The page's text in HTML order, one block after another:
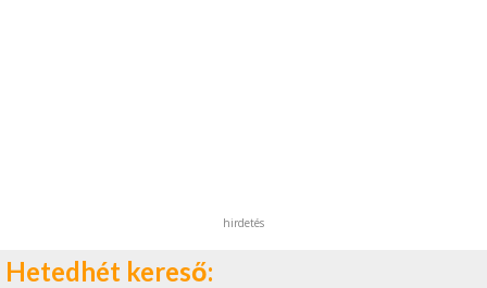
hirdetés
Hetedhét kereső: